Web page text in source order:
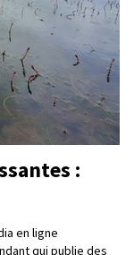
:
en ligne
qui publie des